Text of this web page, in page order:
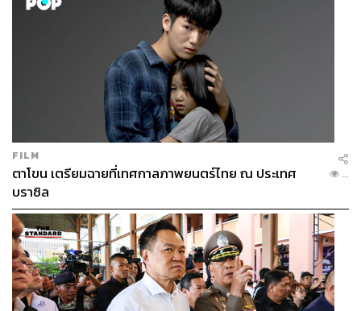
FILM
ตาโขน เตรียมฉายที่เทศกาลภาพยนตร์ไทย ณ ประเทศ
บราซิล
...